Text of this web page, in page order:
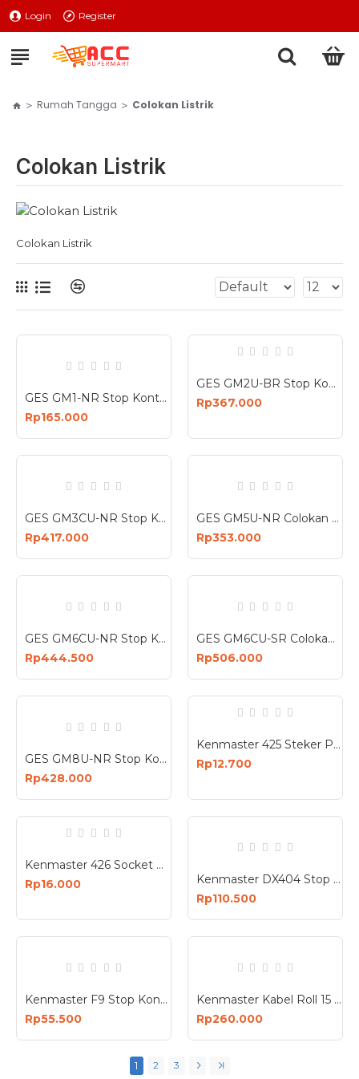
Login Register
Rumah Tangga Colokan Listrik
Colokan Listrik
Colokan Listrik
GES GM1-NR Stop Kontak 1 Lubang 3680W Anti Petir Surge Protector
Rp165.000
GES GM2U-BR Stop Kontak 4 Lubang 3 USB 3680W
Rp367.000
GES GM3CU-NR Stop Kontak 3 Lubang 4 USB 3680W Anti Petir Surge Protector
Rp417.000
GES GM5U-NR Colokan Stop Kontak 5 Lubang 3 USB Anti Petir Surge Protector
Rp353.000
GES GM6CU-NR Stop Kontak 6 Lubang 3 USB 3680W Anti Petir Surge Protector
Rp444.500
GES GM6CU-SR Colokan Stop Kontak 6 Lubang 4 USB Anti Petir Surge Protector Box
Rp506.000
GES GM8U-NR Stop Kontak 8 Lubang 4 USB 2500W Anti Petir Surge Protector
Rp428.000
Kenmaster 425 Steker Plug Colokan Listrik
Rp12.700
Kenmaster 426 Socket Outlet Kepala Stop Kontak Female
Rp16.000
Kenmaster DX404 Stop Kontak 4 Lubang F1-44 Kabel 1.5 Meter Proteksi Overheat
Rp110.500
Kenmaster F9 Stop Kontak 4 Plus 1 Lobang Master Switch On Off
Rp55.500
Kenmaster Kabel Roll 15 Meter 3 x 0.75 mm - Kabel Rol 4 Lubang
Rp260.000
1 2 3